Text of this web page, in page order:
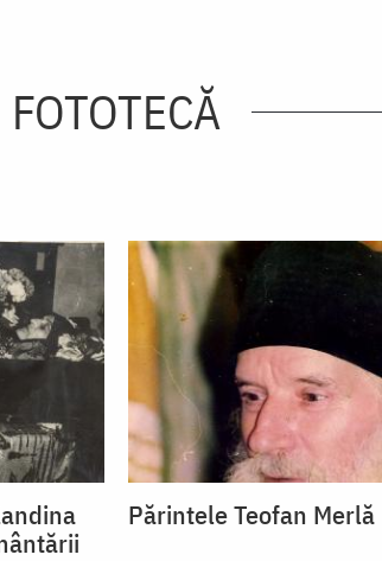
FOTOTECĂ
Părintele Teofan Merlă